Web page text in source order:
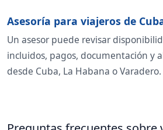
Asesoría para viajeros de
Un asesor puede revisar
incluidos, pagos, documentación y
desde Cuba, La Habana o Varadero.